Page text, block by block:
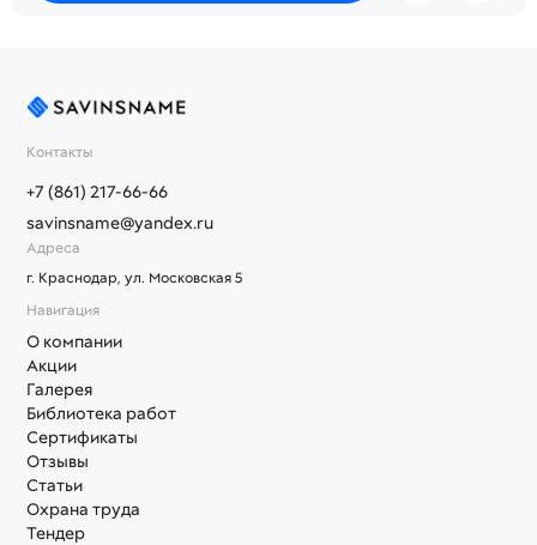
Контакты
+7 (861) 217-66-66
savinsname@yandex.ru
Адреса
г. Краснодар, ул. Московская 5
Навигация
О компании
Акции
Галерея
Библиотека работ
Сертификаты
Отзывы
Статьи
Охрана труда
Тендер